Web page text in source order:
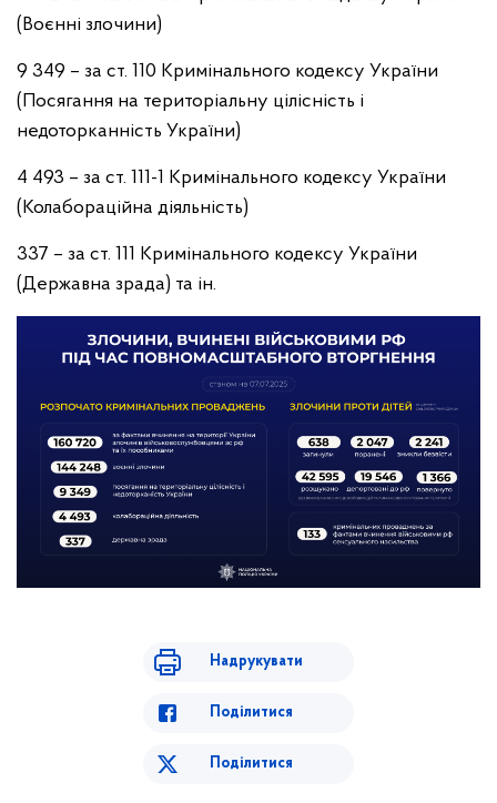
(Воєнні злочини)
9 349 – за ст. 110 Кримінального кодексу України
(Посягання на територіальну цілісність і
недоторканність України)
4 493 – за ст. 111-1 Кримінального кодексу України
(Колабораційна діяльність)
337 – за ст. 111 Кримінального кодексу України
(Державна зрада) та ін.
Надрукувати
Поділитися
Поділитися